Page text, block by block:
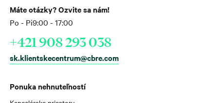
Ponuka nehnuteľností
Máte otázky? Ozvite sa nám!
Po - Pi9:00 - 17:00
+421 908 293 038
sk.klientskecentrum@cbre.com